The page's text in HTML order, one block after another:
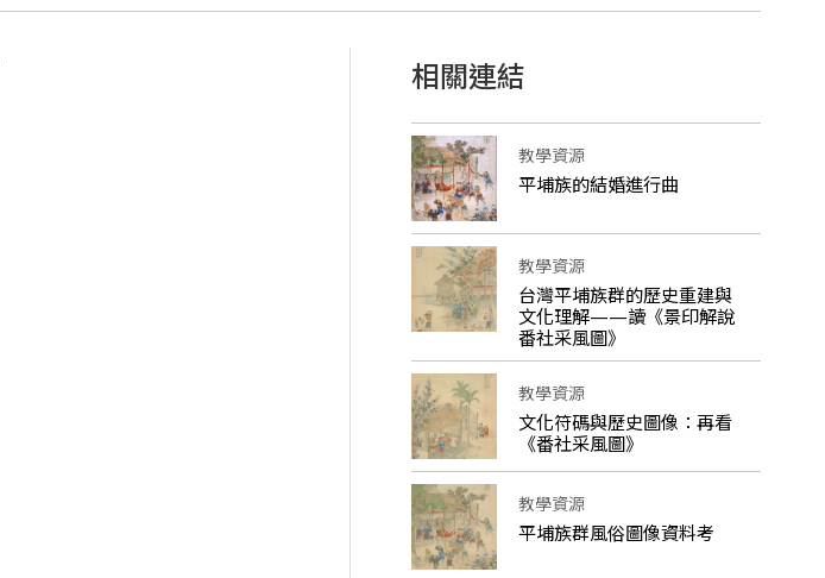
相關連結
教學資源
平埔族的結婚進行曲
教學資源
台灣平埔族群的歷史重建與
文化理解——讀《景印解說
番社采風圖》
教學資源
文化符碼與歷史圖像：再看
《番社采風圖》
教學資源
平埔族群風俗圖像資料考